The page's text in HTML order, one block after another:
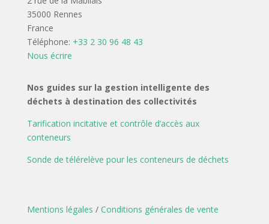
35000 Rennes
France
Téléphone: +33 2 30 96 48 43
Nous écrire
Nos guides sur la gestion intelligente des
déchets à destination des collectivités
Tarification incitative et contrôle d’accès aux
conteneurs
Sonde de télérelève pour les conteneurs de déchets
Mentions légales / Conditions générales de vente